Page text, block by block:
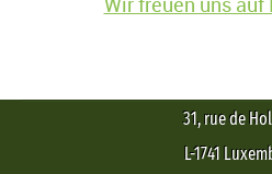
31, rue de
L-1741